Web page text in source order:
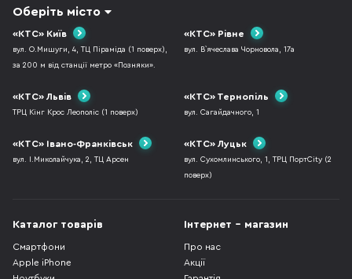
Оберіть місто
«КТС» Київ
вул. О.Мишуги, 4, ТЦ Піраміда (1 поверх),
за 200 м від станції метро «Позняки».
«КТС» Рівне
вул. В`ячеслава Чорновола, 17а
«КТС» Львів
ТРЦ Кінг Крос Леополіс (1 поверх)
«КТС» Тернопіль
вул. Сагайдачного, 1
«КТС» Івано-Франківськ
вул. І.Миколайчука, 2, ТЦ Арсен
«КТС» Луцьк
вул. Сухомлинського, 1, ТРЦ ПортCity (2
поверх)
Каталог товарів
Смартфони
Apple iPhone
Інтернет - магазин
Про нас
Акції